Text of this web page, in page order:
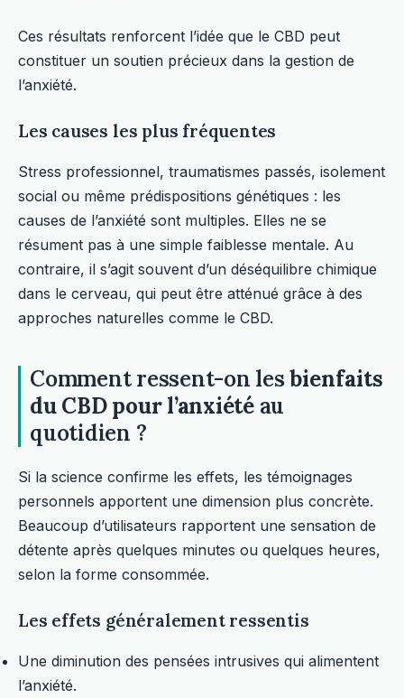
Ces résultats renforcent l’idée que le CBD peut
constituer un soutien précieux dans la gestion de
l’anxiété.
Les causes les plus fréquentes
Stress professionnel, traumatismes passés, isolement
social ou même prédispositions génétiques : les
causes de l’anxiété sont multiples. Elles ne se
résument pas à une simple faiblesse mentale. Au
contraire, il s’agit souvent d’un déséquilibre chimique
dans le cerveau, qui peut être atténué grâce à des
approches naturelles comme le CBD.
Comment ressent-on lesbienfaits
du CBD pour l’anxiétéau
quotidien ?
Si la science confirme les effets, les témoignages
personnels apportent une dimension plus concrète.
Beaucoup d’utilisateurs rapportent une sensation de
détente après quelques minutes ou quelques heures,
selon la forme consommée.
Les effets généralement ressentis
Une diminution des pensées intrusives qui alimentent
l’anxiété.